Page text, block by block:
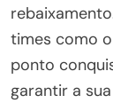
times como o
ponto
garantir a